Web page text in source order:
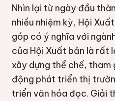
Nhìn lại từ ngày đầu
nhiều nhiệm kỳ, Hội
góp có ý nghĩa với
của Hội Xuất bản là rất
xây dựng thể chế,
động phát triển thị
triển văn hóa đọc. Giải